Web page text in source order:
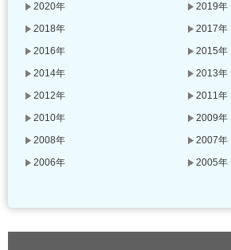
2020年
2019年
2018年
2017年
2016年
2015年
2014年
2013年
2012年
2011年
2010年
2009年
2008年
2007年
2006年
2005年